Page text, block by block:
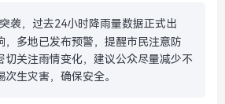
突袭，过去24小时降雨量数据正式出
，多地已发布预警，提醒市民注意防
切关注雨情变化，建议公众尽量减少不
生灾害，确保安全。